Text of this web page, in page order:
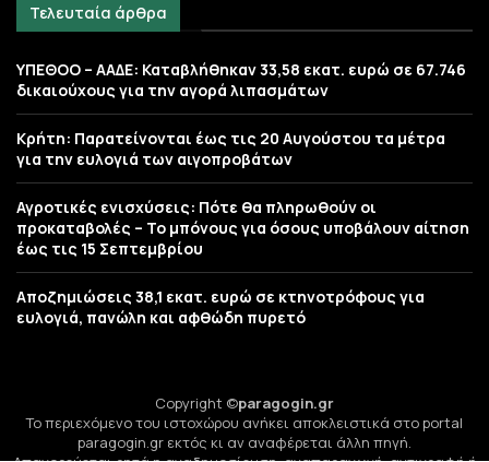
Τελευταία άρθρα
ΥΠΕΘΟΟ – ΑΑΔΕ: Καταβλήθηκαν 33,58 εκατ. ευρώ σε 67.746
δικαιούχους για την αγορά λιπασμάτων
Κρήτη: Παρατείνονται έως τις 20 Αυγούστου τα μέτρα
για την ευλογιά των αιγοπροβάτων
Αγροτικές ενισχύσεις: Πότε θα πληρωθούν οι
προκαταβολές – Το μπόνους για όσους υποβάλουν αίτηση
έως τις 15 Σεπτεμβρίου
Αποζημιώσεις 38,1 εκατ. ευρώ σε κτηνοτρόφους για
ευλογιά, πανώλη και αφθώδη πυρετό
Copyright ©paragogin.gr
Το περιεχόμενο του ιστοχώρου ανήκει αποκλειστικά στο portal
paragogin.gr εκτός κι αν αναφέρεται άλλη πηγή.